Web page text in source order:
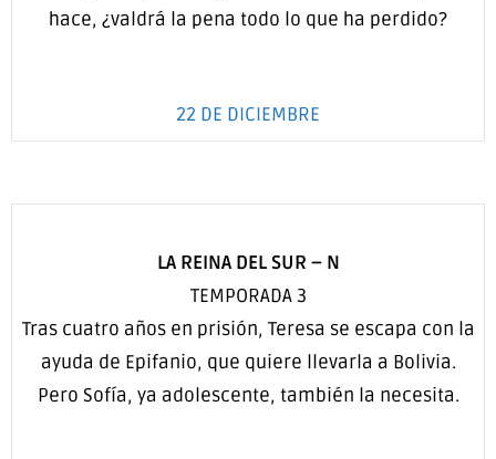
hace, ¿valdrá la pena todo lo que ha perdido?
22 DE DICIEMBRE
LA REINA DEL SUR –N
TEMPORADA 3
Tras cuatro años en prisión, Teresa se escapa con la
ayuda de Epifanio, que quiere llevarla a Bolivia.
Pero Sofía, ya adolescente, también la necesita.